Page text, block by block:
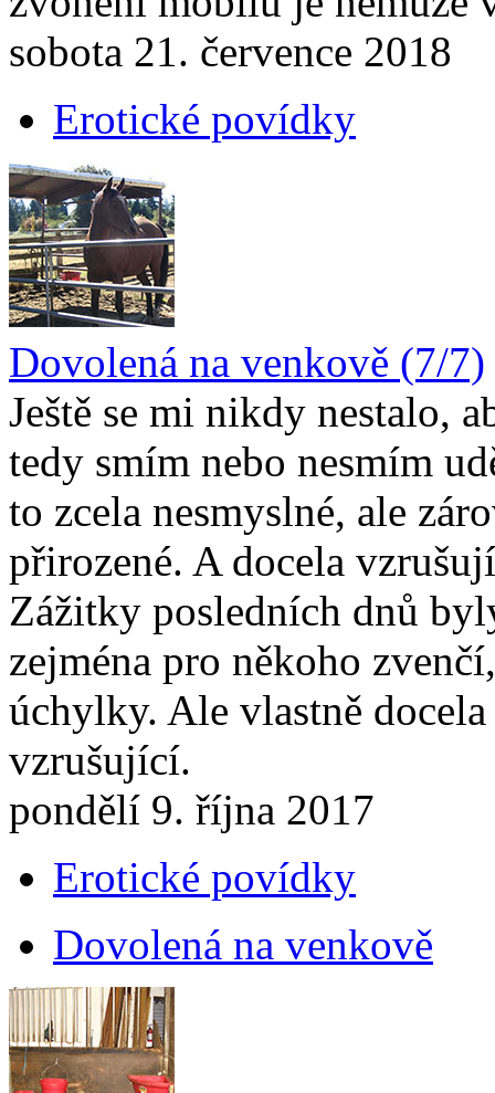
sobota 21. července 2018
Erotické povídky
Dovolená na venkově (7/7)
Ještě se mi nikdy nestalo,
tedy smím nebo nesmím
to zcela nesmyslné, ale
přirozené. A docela
Zážitky posledních dnů
zejména pro někoho
úchylky. Ale vlastně
vzrušující.
pondělí 9. října 2017
Erotické povídky
Dovolená na venkově